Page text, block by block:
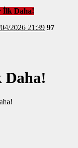
İlk Daha!
17/04/2026 21:39 97
Daha!